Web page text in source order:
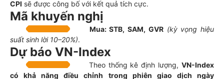
CPI sẽ được công bố với kết quả tích cực.
Mã khuyến nghị
Mua: STB, SAM, GVR (kỳ vọng hiệu
suất sinh lời 10–20%).
Dự báo VN-Index
Theo thống kê định lượng, VN-Index
có khả năng điều chỉnh trong phiên giao dịch ngày